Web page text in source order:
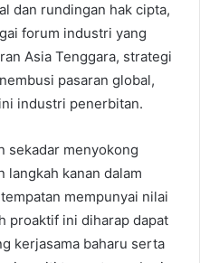
dan rundingan hak cipta,
forum industri yang
Asia Tenggara, strategi
pasaran global,
industri penerbitan.
sekadar menyokong
langkah kanan dalam
mempunyai nilai
proaktif ini diharap dapat
kerjasama baharu serta